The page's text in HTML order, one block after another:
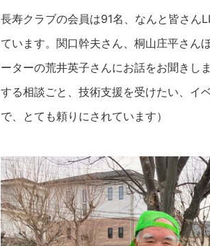
長寿クラブの会員は91名、なんと皆さん
ています。関口幹夫さん、桐山庄平さん
ーターの荒井英子さんにお話をお聞きし
する相談ごと、技術支援を受けたい、イ
で、とても頼りにされています）